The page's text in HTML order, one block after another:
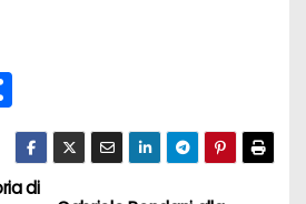
C
o
n
di